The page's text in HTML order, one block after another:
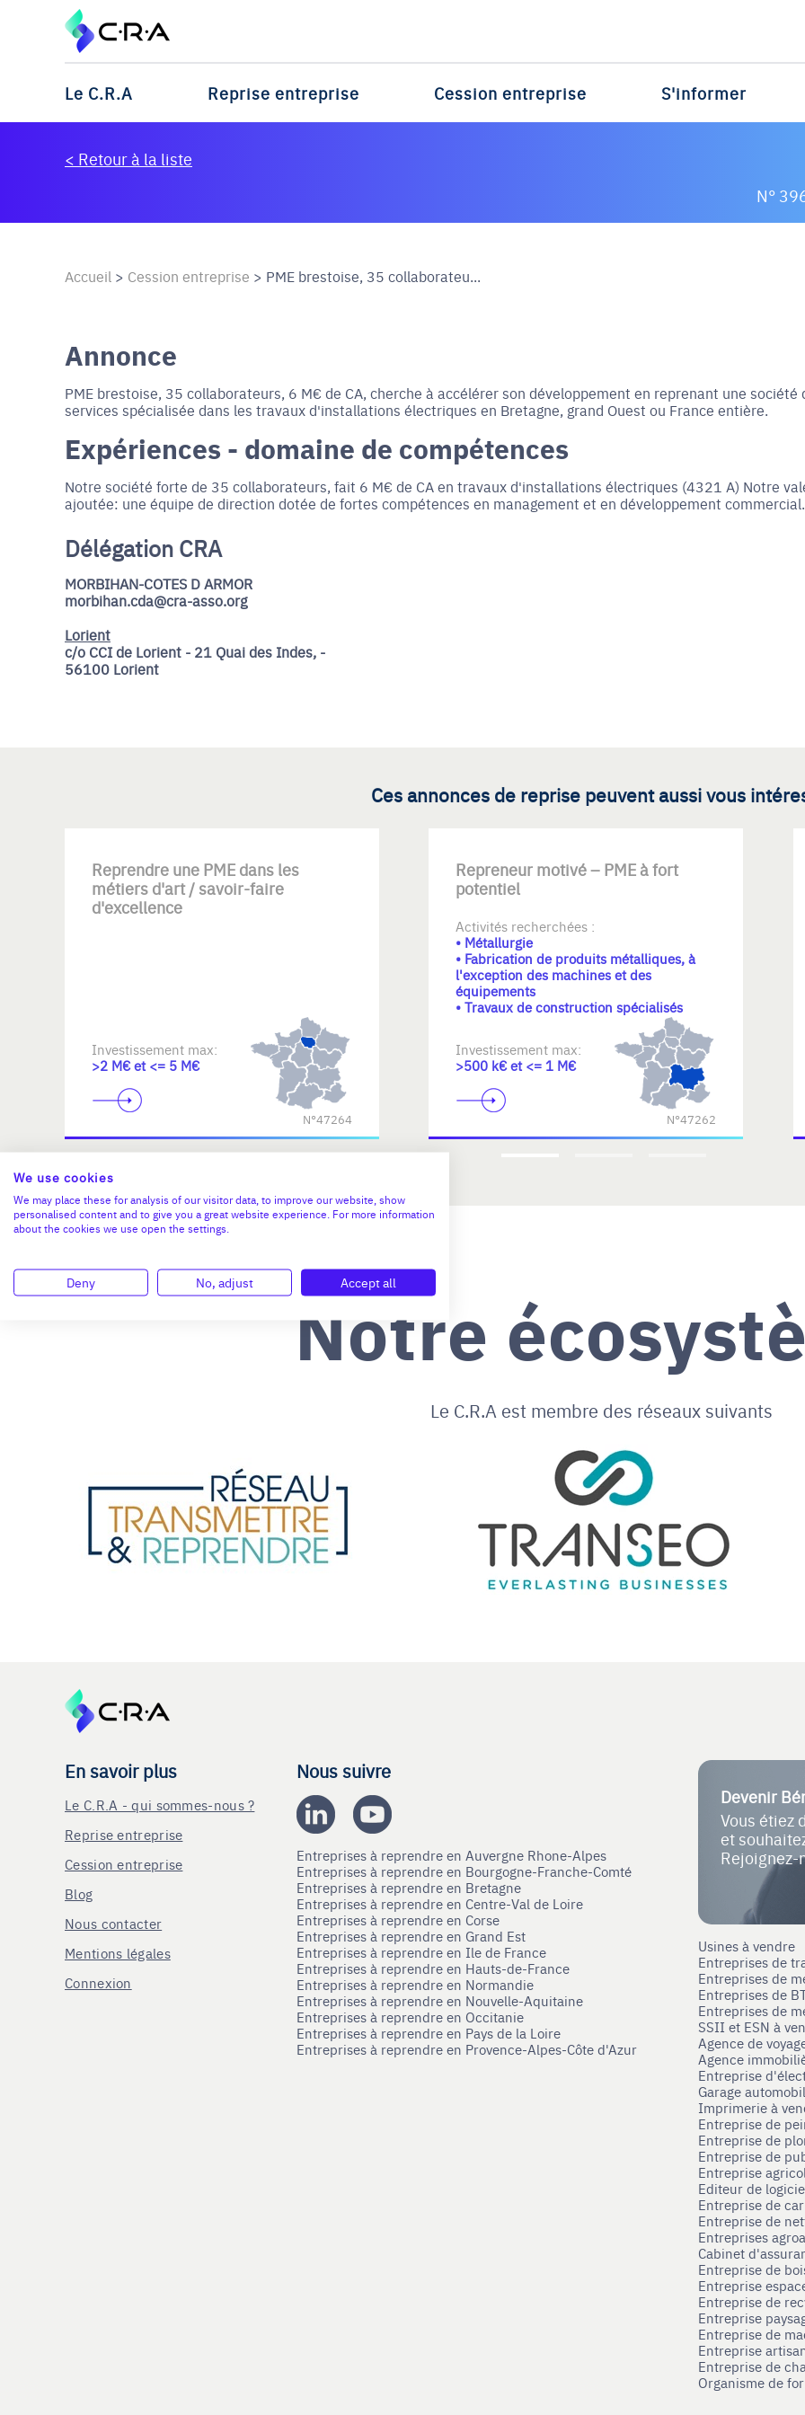
Le C.R.A Reprise entreprise Cession entreprise S'informer
< Retour à la liste
N°
Accueil > Cession entreprise > PME brestoise, 35 collaborateu...
Annonce
PME brestoise, 35 collaborateurs, 6 M€ de CA, cherche à accélérer son développement en reprenant une société
services spécialisée dans les travaux d'installations électriques en Bretagne, grand Ouest ou France entière.
Expériences - domaine de compétences
Notre société forte de 35 collaborateurs, fait 6 M€ de CA en travaux d'installations électriques (4321 A) Notre
ajoutée: une équipe de direction dotée de fortes compétences en management et en développement commercial.
Délégation CRA
MORBIHAN-COTES D ARMOR
morbihan.cda@cra-asso.org
Lorient
c/o CCI de Lorient - 21 Quai des Indes, -
56100 Lorient
Ces annonces de reprise peuvent aussi vous
Reprendre une PME dans les
métiers d'art / savoir-faire
d'excellence
Investissement max:
>2 M€ et <= 5 M€
N°47264
Repreneur motivé – PME à fort
potentiel
Activités recherchées :
• Métallurgie
• Fabrication de produits métalliques, à
l'exception des machines et des
équipements
• Travaux de construction spécialisés
Investissement max:
>500 k€ et <= 1 M€
N°47262
Notre
Le C.R.A est membre des réseaux suivants
En savoir plus
Le C.R.A - qui sommes-nous ?
Reprise entreprise
Cession entreprise
Blog
Nous contacter
Mentions légales
Connexion
Nous suivre
Entreprises à reprendre en Auvergne Rhone-Alpes
Entreprises à reprendre en Bourgogne-Franche-Comté
Entreprises à reprendre en Bretagne
Entreprises à reprendre en Centre-Val de Loire
Entreprises à reprendre en Corse
Entreprises à reprendre en Grand Est
Entreprises à reprendre en Ile de France
Entreprises à reprendre en Hauts-de-France
Entreprises à reprendre en Normandie
Entreprises à reprendre en Nouvelle-Aquitaine
Entreprises à reprendre en Occitanie
Entreprises à reprendre en Pays de la Loire
Entreprises à reprendre en Provence-Alpes-Côte d'Azur
Devenir
Vous étiez
et
Usines à vendre
Entreprises de
Entreprises de
Entreprises de
Entreprises de
SSII et ESN à
Agence de
Agence
Entreprise
Garage
Imprimerie à
Entreprise de
Entreprise de
Entreprise de
Entreprise
Editeur de
Entreprise de
Entreprise de
Entreprises
Cabinet
Entreprise de
Entreprise
Entreprise de
Entreprise
Entreprise de
Entreprise
Entreprise de
Organisme de
We use cookies
We may place these for analysis of our visitor data, to improve our website, show
personalised content and to give you a great website experience. For more information
about the cookies we use open the settings.
Deny No, adjust Accept all